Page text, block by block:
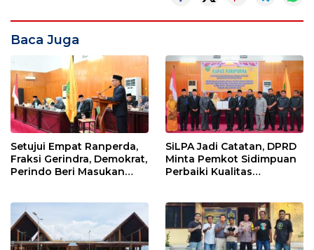
Baca Juga
Setujui Empat Ranperda,
Fraksi Gerindra, Demokrat,
Perindo Beri Masukan
SiLPA Jadi Catatan, DPRD
Minta Pemkot Sidimpuan
Perbaiki Kualitas